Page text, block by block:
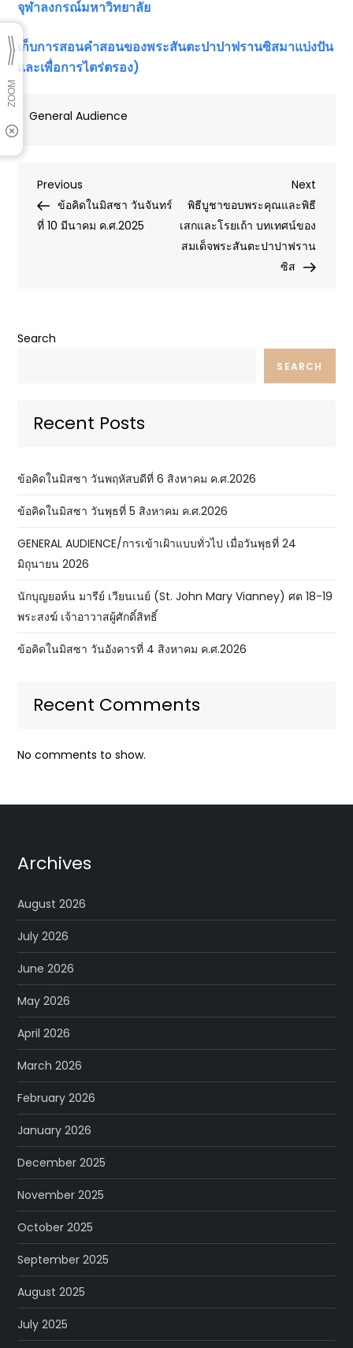
จุฬาลงกรณ์มหาวิทยาลัย
เก็บการสอนคำสอนของพระสันตะปาปาฟรานซิสมาแบ่งปัน
และเพื่อการไตร่ตรอง)
General Audience
Post
navigation
Previous
Post
Previous
ข้อคิดในมิสซา วันจันทร์
ที่ 10 มีนาคม ค.ศ.2025
Next
Post
Next
พิธีบูชาขอบพระคุณและพิธี
เสกและโรยเถ้า บทเทศน์ของ
สมเด็จพระสันตะปาปาฟราน
ซิส
Search
SEARCH
Recent Posts
ข้อคิดในมิสซา วันพฤหัสบดีที่ 6 สิงหาคม ค.ศ.2026
ข้อคิดในมิสซา วันพุธที่ 5 สิงหาคม ค.ศ.2026
GENERAL AUDIENCE/การเข้าเฝ้าแบบทั่วไป เมื่อวันพุธที่ 24
มิถุนายน 2026
นักบุญยอห์น มารีย์ เวียนเนย์ (St. John Mary Vianney) ศต 18-19
พระสงฆ์ เจ้าอาวาสผู้ศักดิ์สิทธิ์
ข้อคิดในมิสซา วันอังคารที่ 4 สิงหาคม ค.ศ.2026
Recent Comments
No comments to show.
Archives
August 2026
July 2026
June 2026
May 2026
April 2026
March 2026
February 2026
January 2026
December 2025
November 2025
October 2025
September 2025
August 2025
July 2025